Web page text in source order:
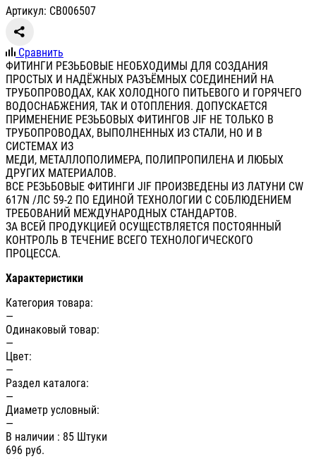
Артикул: СВ006507
Сравнить
ФИТИНГИ РЕЗЬБОВЫЕ НЕОБХОДИМЫ ДЛЯ СОЗДАНИЯ
ПРОСТЫХ И НАДЁЖНЫХ РАЗЪЁМНЫХ СОЕДИНЕНИЙ НА
ТРУБОПРОВОДАХ, КАК ХОЛОДНОГО ПИТЬЕВОГО И ГОРЯЧЕГО
ВОДОСНАБЖЕНИЯ, ТАК И ОТОПЛЕНИЯ. ДОПУСКАЕТСЯ
ПРИМЕНЕНИЕ РЕЗЬБОВЫХ ФИТИНГОВ JIF НЕ ТОЛЬКО В
ТРУБОПРОВОДАХ, ВЫПОЛНЕННЫХ ИЗ СТАЛИ, НО И В
СИСТЕМАХ ИЗ
МЕДИ, МЕТАЛЛОПОЛИМЕРА, ПОЛИПРОПИЛЕНА И ЛЮБЫХ
ДРУГИХ МАТЕРИАЛОВ.
ВСЕ РЕЗЬБОВЫЕ ФИТИНГИ JIF ПРОИЗВЕДЕНЫ ИЗ ЛАТУНИ CW
617N /ЛС 59-2 ПО ЕДИНОЙ ТЕХНОЛОГИИ С СОБЛЮДЕНИЕМ
ТРЕБОВАНИЙ МЕЖДУНАРОДНЫХ СТАНДАРТОВ.
ЗА ВСЕЙ ПРОДУКЦИЕЙ ОСУЩЕСТВЛЯЕТСЯ ПОСТОЯННЫЙ
КОНТРОЛЬ В ТЕЧЕНИЕ ВСЕГО ТЕХНОЛОГИЧЕСКОГО
ПРОЦЕССА.
Характеристики
Категория товара:
—
Одинаковый товар:
—
Цвет:
—
Раздел каталога:
—
Диаметр условный:
—
В наличии : 85 Штуки
696 руб.